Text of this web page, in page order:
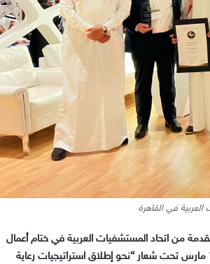
في القاهرة
من اتحاد المستشفيات العربية في ختام أعمال
مارس تحت شعار “نحو إطلاق استراتيجيات رعاية